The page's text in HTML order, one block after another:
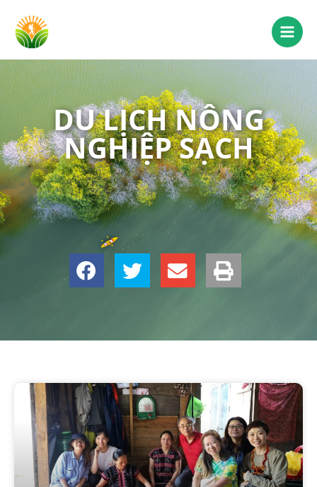
DU LỊCH NÔNG
NGHIỆP SẠCH